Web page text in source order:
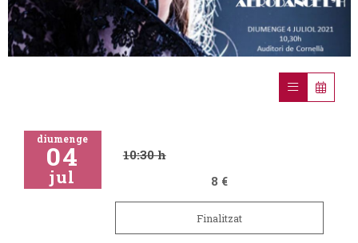
diumenge
04
jul
10:30 h
8 €
Finalitzat